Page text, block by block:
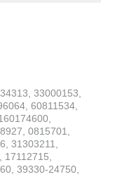
33000153,
60811534,
0815701,
31303211,
39330-24750,